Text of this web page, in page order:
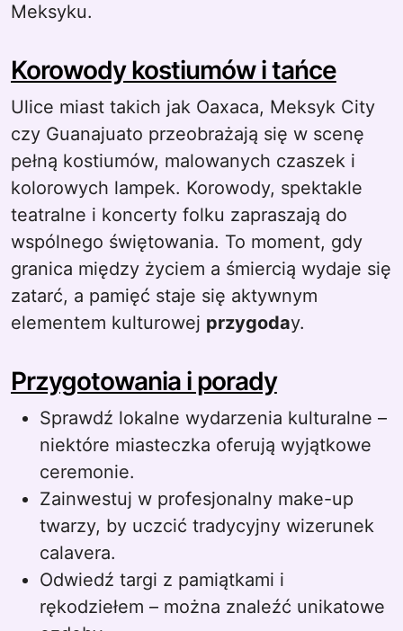
Meksyku.
Korowody kostiumów i tańce
Ulice miast takich jak Oaxaca, Meksyk City
czy Guanajuato przeobrażają się w scenę
pełną kostiumów, malowanych czaszek i
kolorowych lampek. Korowody, spektakle
teatralne i koncerty folku zapraszają do
wspólnego świętowania. To moment, gdy
granica między życiem a śmiercią wydaje się
zatarć, a pamięć staje się aktywnym
elementem kulturowej przygoday.
Przygotowania i porady
Sprawdź lokalne wydarzenia kulturalne –
niektóre miasteczka oferują wyjątkowe
ceremonie.
Zainwestuj w profesjonalny make-up
twarzy, by uczcić tradycyjny wizerunek
calavera.
Odwiedź targi z pamiątkami i
rękodziełem – można znaleźć unikatowe